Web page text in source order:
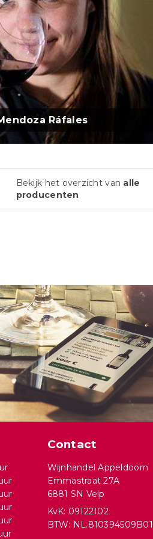
Ráfales
Bekijk het overzicht van alle
producenten
Contact
Wijnhandel Appeldoorn
Emmastraat 27A
6881 SN Velp
KvK: 09122102
BTW: NL.810394509B01